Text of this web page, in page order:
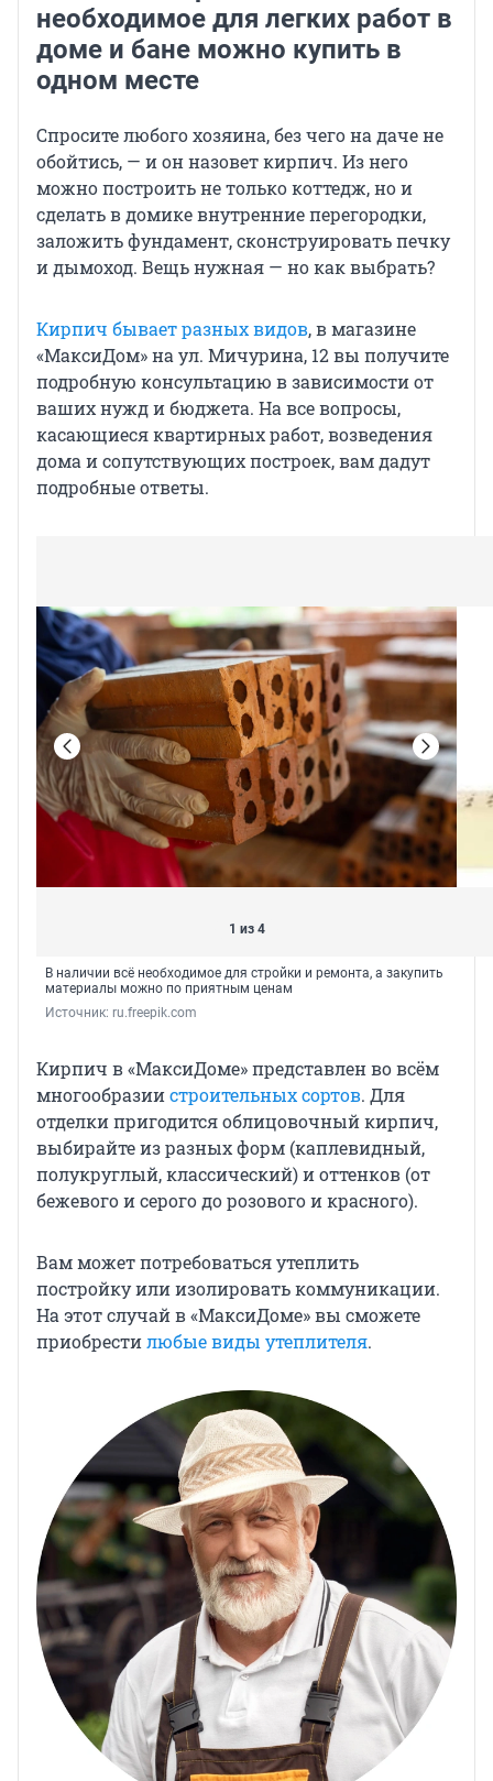
необходимое для легких работ в
доме и бане можно купить в
одном месте
Спросите любого хозяина, без чего на даче не
обойтись, — и он назовет кирпич. Из него
можно построить не только коттедж, но и
сделать в домике внутренние перегородки,
заложить фундамент, сконструировать печку
и дымоход. Вещь нужная — но как выбрать?
Кирпич бывает разных видов, в магазине
«МаксиДом» на ул. Мичурина, 12 вы получите
подробную консультацию в зависимости от
ваших нужд и бюджета. На все вопросы,
касающиеся квартирных работ, возведения
дома и сопутствующих построек, вам дадут
подробные ответы.
1 из 4
В наличии всё необходимое для стройки и ремонта, а закупить
материалы можно по приятным ценам
Источник: ru.freepik.com
Кирпич в «МаксиДоме» представлен во всём
многообразиистроительных сортов. Для
отделки пригодится облицовочный кирпич,
выбирайте из разных форм (каплевидный,
полукруглый, классический) и оттенков (от
бежевого и серого до розового и красного).
Вам может потребоваться утеплить
постройку или изолировать коммуникации.
На этот случай в «МаксиДоме» вы сможете
приобрестилюбые виды утеплителя.